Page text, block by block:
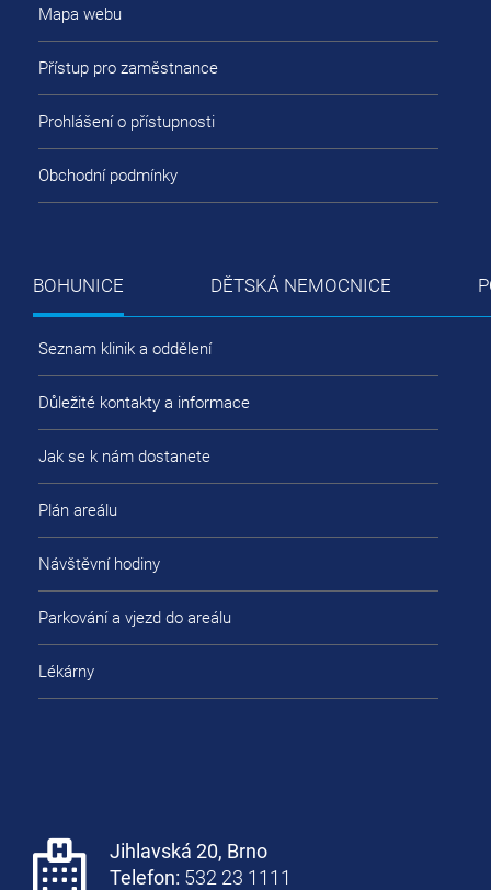
Mapa webu
Přístup pro zaměstnance
Prohlášení o přístupnosti
Obchodní podmínky
BOHUNICE DĚTSKÁ NEMOCNICE
Seznam klinik a oddělení
Důležité kontakty a informace
Jak se k nám dostanete
Plán areálu
Návštěvní hodiny
Parkování a vjezd do areálu
Lékárny
Jihlavská 20, Brno
Telefon: 532 23 1111